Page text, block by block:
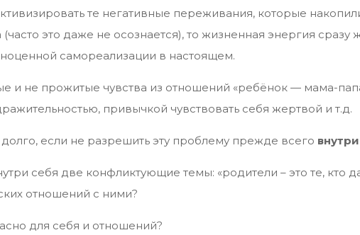
те негативные переживания, которые
это даже не осознается), то жизненная энергия сразу
самореализации в настоящем.
и не прожитые чувства из отношений «ребёнок — мама-
привычкой чувствовать себя жертвой и т.д.
если не разрешить эту проблему прежде всего
себя две конфликтующие темы: «родители – это те, кто
отношений с ними?
для себя и отношений?